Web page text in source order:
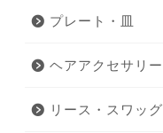
プレート・皿
ヘアアクセサリー
リース・スワッグ